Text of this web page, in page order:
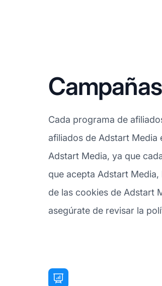
Cada programa de
afiliados de Adstart Media
Adstart Media, ya que
que acepta Adstart
de las cookies de Adstart
asegúrate de revisar la